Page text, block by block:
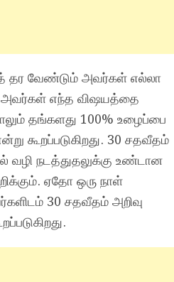
தர வேண்டும் அவர்கள் எல்லா
அவர்கள் எந்த விஷயத்தை
தங்களது 100% உழைப்பை
கூறப்படுகிறது. 30 சதவீதம்
வழி நடத்துதலுக்கு உண்டான
ஏதோ ஒரு நாள்
30 சதவீதம் அறிவு